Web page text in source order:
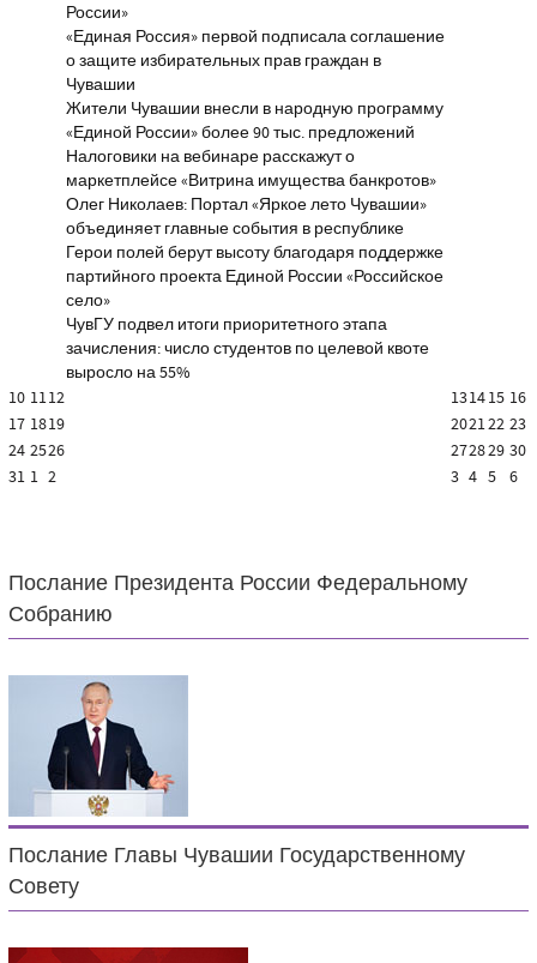
России»
«Единая Россия» первой подписала соглашение
о защите избирательных прав граждан в
Чувашии
Жители Чувашии внесли в народную программу
«Единой России» более 90 тыс. предложений
Налоговики на вебинаре расскажут о
маркетплейсе «Витрина имущества банкротов»
Олег Николаев: Портал «Яркое лето Чувашии»
объединяет главные события в республике
Герои полей берут высоту благодаря поддержке
партийного проекта Единой России «Российское
село»
ЧувГУ подвел итоги приоритетного этапа
зачисления: число студентов по целевой квоте
выросло на 55%
10 1112 131415 16
17 1819 202122 23
24 2526 272829 30
31 1 2 3 4 5 6
Послание Президента России Федеральному
Собранию
Послание Главы Чувашии Государственному
Совету